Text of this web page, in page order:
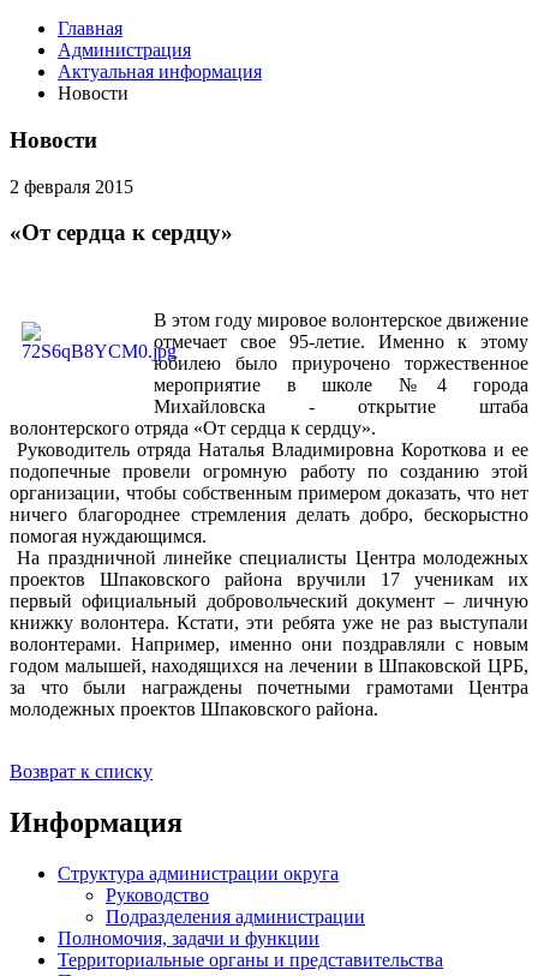
Главная
Администрация
Актуальная информация
Новости
Новости
2 февраля 2015
«От сердца к сердцу»
В этом году мировое волонтерское движение
отмечает свое 95-летие. Именно к этому
юбилею было приурочено торжественное
мероприятие в школе №4 города
Михайловска - открытие штаба
волонтерского отряда «От сердца к сердцу».
Руководитель отряда Наталья Владимировна Короткова и ее
подопечные провели огромную работу по созданию этой
организации, чтобы собственным примером доказать, что нет
ничего благороднее стремления делать добро, бескорыстно
помогая нуждающимся.
На праздничной линейке специалисты Центра молодежных
проектов Шпаковского района вручили 17 ученикам их
первый официальный добровольческий документ – личную
книжку волонтера. Кстати, эти ребята уже не раз выступали
волонтерами. Например, именно они поздравляли с новым
годом малышей, находящихся на лечении в Шпаковской ЦРБ,
за что были награждены почетными грамотами Центра
молодежных проектов Шпаковского района.
Возврат к списку
Информация
Структура администрации округа
Руководство
Подразделения администрации
Полномочия, задачи и функции
Территориальные органы и представительства